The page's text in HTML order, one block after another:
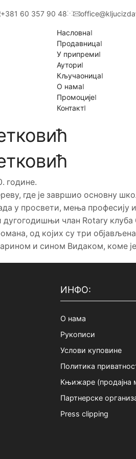
+381 60 357 90 48
Насловна
Продавница
У припреми
Аутори
Кључаоница
О нама
Промоције
Контакт
године.
где је завршио основну
у просвети, мења
дугогодишњи члан Rotary
од којих су три
и сином Видаком, коме
ИНФО:
О нама
Рукописи
Услови куповине
Политика
Књижаре (продајна
Партнерске
Press clipping